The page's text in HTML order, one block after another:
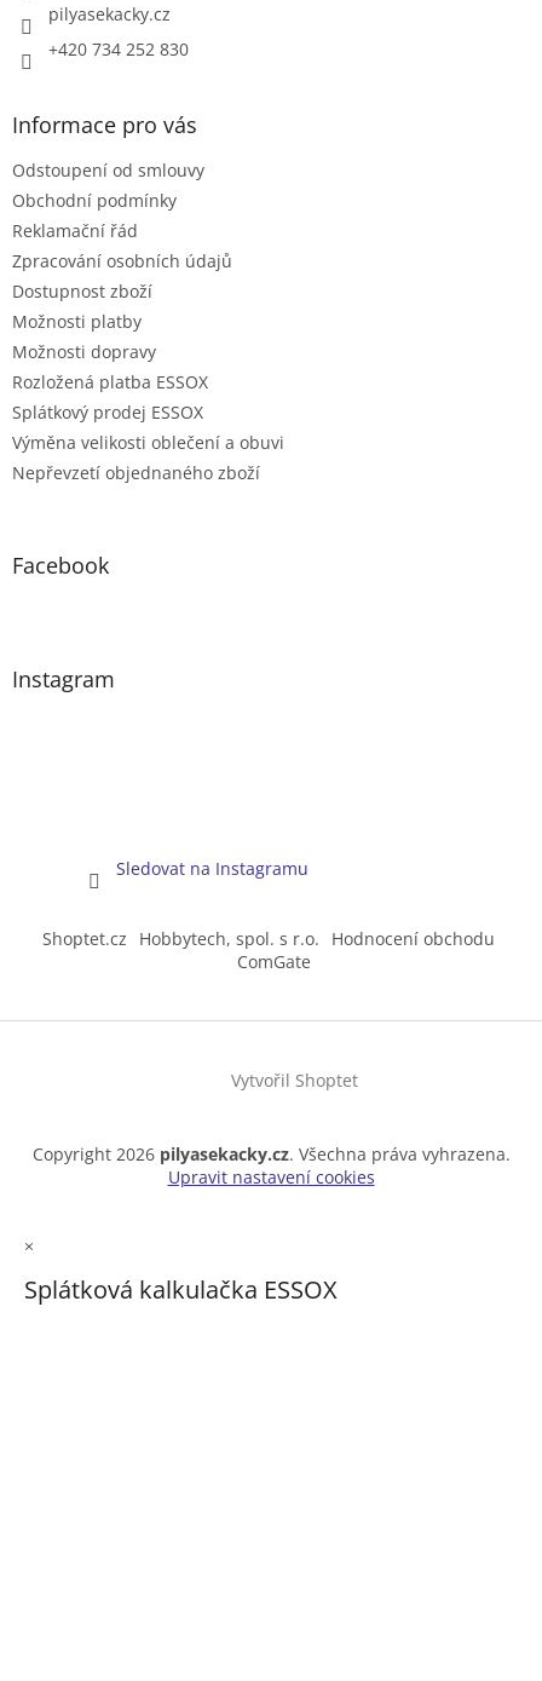
pilyasekacky.cz
+420 734 252 830
Informace pro vás
Odstoupení od smlouvy
Obchodní podmínky
Reklamační řád
Zpracování osobních údajů
Dostupnost zboží
Možnosti platby
Možnosti dopravy
Rozložená platba ESSOX
Splátkový prodej ESSOX
Výměna velikosti oblečení a obuvi
Nepřevzetí objednaného zboží
Facebook
Instagram
Sledovat na Instagramu
Shoptet.cz Hobbytech, spol. s r.o.
Hodnocení obchodu
ComGate
Vytvořil Shoptet
Copyright 2026 pilyasekacky.cz. Všechna práva vyhrazena.
Upravit nastavení cookies
×
Splátková kalkulačka ESSOX